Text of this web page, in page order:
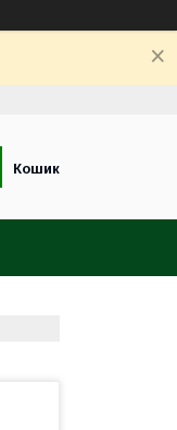
Кошик